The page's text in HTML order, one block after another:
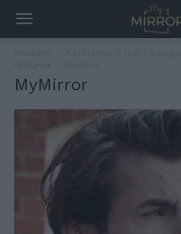
MyMirror